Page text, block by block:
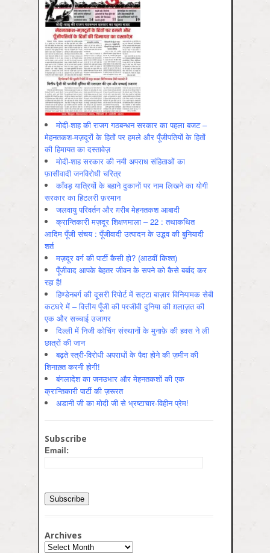
मोदी-शाह की राजग गठबन्धन सरकार का पहला बजट –
मेहनतकश-मज़दूरों के हितों पर हमले और पूँजीपतियों के हितों
की हिमायत का दस्तावेज़
मोदी-शाह सरकार की नयी अपराध संहिताओं का
फ़ासीवादी जनविरोधी चरित्र
काँवड़ यात्रियों के बहाने दुकानों पर नाम लिखने का योगी
सरकार का हिटलरी फ़रमान
जलवायु परिवर्तन और ग़रीब मेहनतकश आबादी
क्रान्तिकारी मज़दूर शिक्षणमाला – 22 : तथाकथित
आदिम पूँजी संचय : पूँजीवादी उत्पादन के उद्भव की बुनियादी
शर्त
मज़दूर वर्ग की पार्टी कैसी हो? (आठवीं किश्त)
पूँजीवाद आपके बेहतर जीवन के सपने को कैसे बर्बाद कर
रहा है!
हिण्डेनबर्ग की दूसरी रिपोर्ट में सट्टा बाज़ार विनियामक सेबी
कटघरे में – वित्तीय पूँजी की परजीवी दुनिया की ग़लाज़त की
एक और सच्चाई उजागर
दिल्ली में निजी कोचिंग संस्थानों के मुनाफ़े की हवस ने ली
छात्रों की जान
बढ़ते स्त्री-विरोधी अपराधों के पैदा होने की ज़मीन की
शिनाख़्त करनी होगी!
बंगलादेश का जनउभार और मेहनतकशों की एक
क्रान्तिकारी पार्टी की ज़रूरत
अडानी जी का मोदी जी से भ्रष्टाचार-विहीन प्रेम!
Subscribe
Email:
Archives
Archives